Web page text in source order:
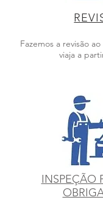
Fazemos a revisão
viaja a
INSPEÇÃO